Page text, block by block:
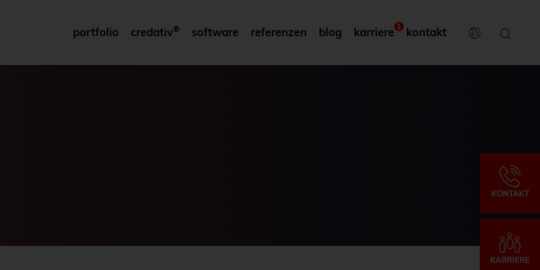
portfolio credativ® software referenzen blog karriere 1 kontakt
KONTAKT
KARRIERE